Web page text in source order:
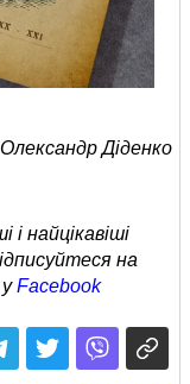
Олександр Діденко
найцікавіші
на
Facebook